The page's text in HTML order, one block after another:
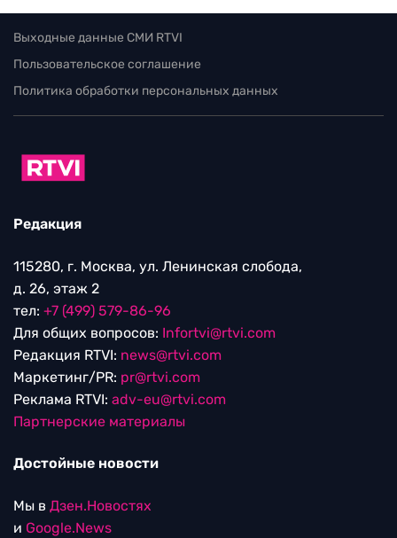
Выходные данные СМИ RTVI
Пользовательское соглашение
Политика обработки персональных данных
Редакция
115280, г. Москва, ул. Ленинская слобода,
д. 26, этаж 2
тел: +7 (499) 579-86-96
Для общих вопросов: Infortvi@rtvi.com
Редакция RTVI: news@rtvi.com
Маркетинг/PR: pr@rtvi.com
Реклама RTVI: adv-eu@rtvi.com
Партнерские материалы
Достойные новости
Мы в Дзен.Новостях
и Google.News